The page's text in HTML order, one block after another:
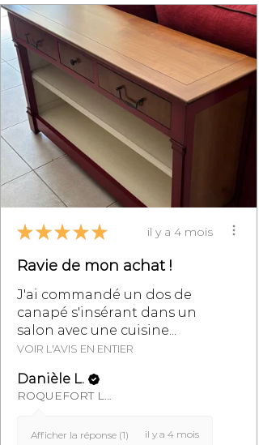
★ ★ ★ ★ ★ il y a 4 mois
Ravie de mon achat !
J'ai commandé un dos de
canapé s'insérant dans un
salon avec une cuisine...
VOIR L'AVIS EN ENTIER
Danièle L.
ROQUEFORT LES PINS, FR-PAC
Afficher la réponse (1) il y a 4 mois